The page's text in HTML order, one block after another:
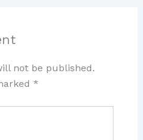
not be published.
*